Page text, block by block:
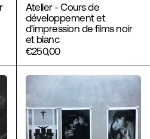
Atelier - Cours de
développement et
d'impression de films noir
et blanc
€250,00